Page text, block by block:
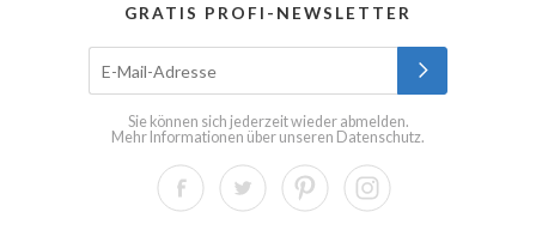
GRATIS PROFI-NEWSLETTER
Sie können sich jederzeit wieder abmelden.
Mehr Informationen über unseren Datenschutz.